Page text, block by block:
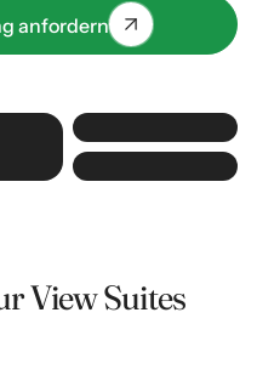
anfordern
View Suites